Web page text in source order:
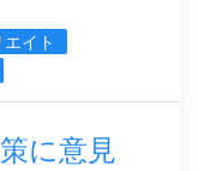
イト
に意見